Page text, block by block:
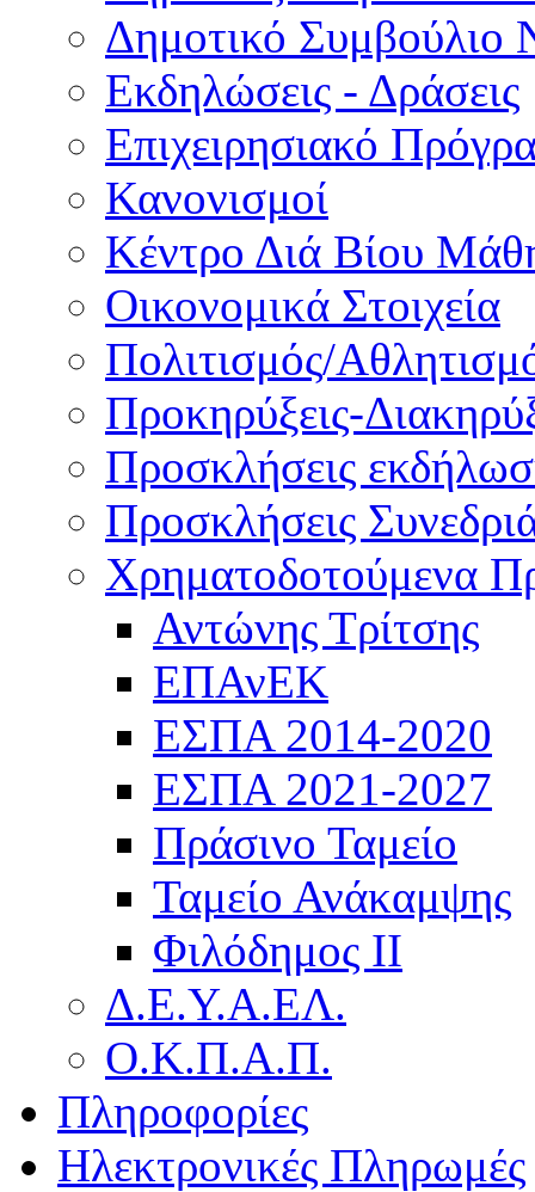
Δημοτικό Συμβούλιο
Εκδηλώσεις - Δράσεις
Επιχειρησιακό
Κανονισμοί
Κέντρο Διά Βίου
Οικονομικά Στοιχεία
Πολιτισμός/
Προκηρύξεις-
Προσκλήσεις
Προσκλήσεις
Χρηματοδοτούμενα
Αντώνης Τρίτσης
ΕΠΑνΕΚ
ΕΣΠΑ 2014-2020
ΕΣΠΑ 2021-2027
Πράσινο Ταμείο
Ταμείο Ανάκαμψης
Φιλόδημος ΙΙ
Δ.Ε.Υ.Α.ΕΛ.
Ο.Κ.Π.Α.Π.
Πληροφορίες
Ηλεκτρονικές Πληρωμές